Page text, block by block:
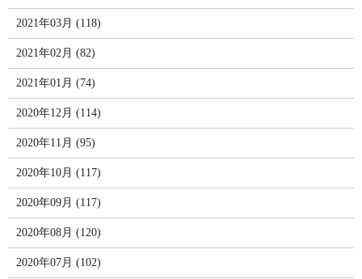
2021年03月 (118)
2021年02月 (82)
2021年01月 (74)
2020年12月 (114)
2020年11月 (95)
2020年10月 (117)
2020年09月 (117)
2020年08月 (120)
2020年07月 (102)